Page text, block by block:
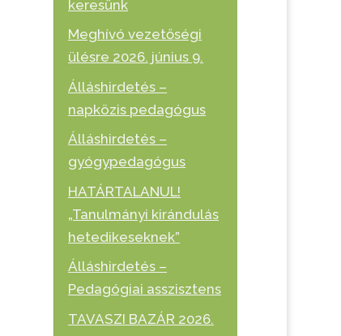
keresünk
Meghívó vezetőségi
ülésre 2026. június 9.
Álláshirdetés –
napközis pedagógus
Álláshirdetés –
gyógypedagógus
HATÁRTALANUL!
„Tanulmányi kirándulás
hetedikeseknek”
Álláshirdetés –
Pedagógiai asszisztens
TAVASZI BAZÁR 2026.